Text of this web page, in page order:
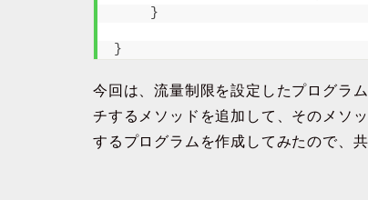
}
}
今回は、流量制限を設定したプログラ
チするメソッドを追加して、そのメソ
するプログラムを作成してみたので、共